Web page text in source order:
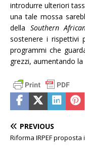
introdurre ulteriori
una tale mossa
della Southern
sostenere i rispettivi
programmi che
grezzi, aumentando
PREVIOUS
Riforma IRPEF proposta